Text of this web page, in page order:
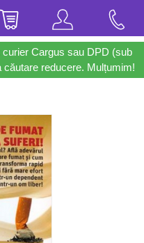
Cargus sau DPD (sub
reducere. Mulțumim!